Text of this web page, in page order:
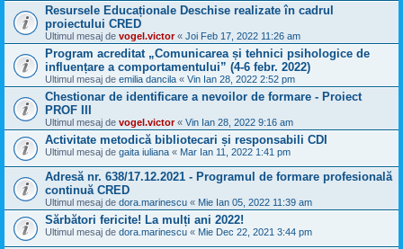
Resursele Educaționale Deschise realizate în cadrul
proiectului CRED
Ultimul mesaj de vogel.victor« Joi Feb 17, 2022 11:26 am
Program acreditat „Comunicarea și tehnici psihologice de
influențare a comportamentului” (4-6 febr. 2022)
Ultimul mesaj de emilia dancila « Vin Ian 28, 2022 2:52 pm
Chestionar de identificare a nevoilor de formare - Proiect
PROF III
Ultimul mesaj de vogel.victor« Vin Ian 28, 2022 9:16 am
Activitate metodică bibliotecari și responsabili CDI
Ultimul mesaj de gaita iuliana « Mar Ian 11, 2022 1:41 pm
Adresă nr. 638/17.12.2021 - Programul de formare profesională
continuă CRED
Ultimul mesaj de dora.marinescu « Mie Ian 05, 2022 11:39 am
Sărbători fericite! La mulți ani 2022!
Ultimul mesaj de dora.marinescu « Mie Dec 22, 2021 3:44 pm